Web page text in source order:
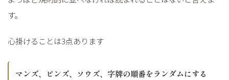
す。
心掛けることは3点あります
マンズ、ピンズ、ソウズ、字牌の順番をランダムにする